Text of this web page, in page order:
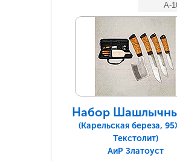
A-
Набор
(Карельская береза,
Текстолит)
АиР Златоуст